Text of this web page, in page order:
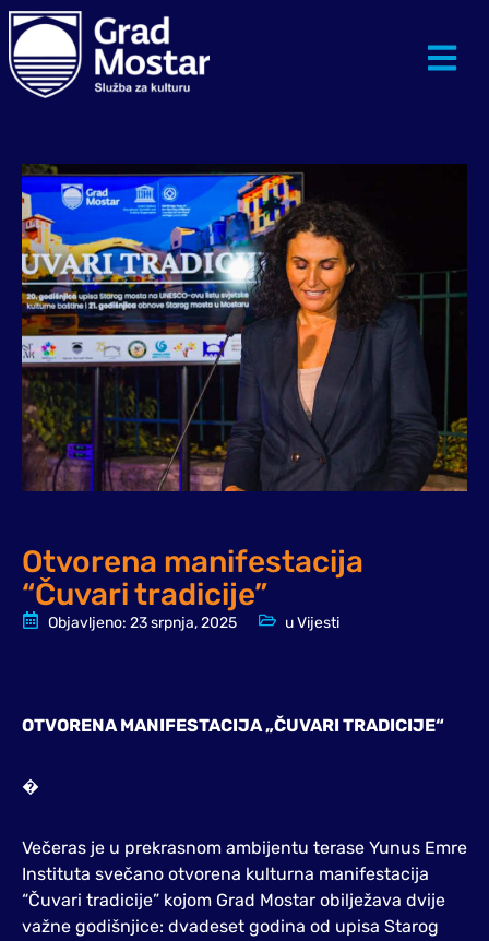
Otvorena manifestacija
“Čuvari tradicije”
Objavljeno: 23 srpnja, 2025 uVijesti
OTVORENA MANIFESTACIJA „ČUVARI TRADICIJE“
�
Večeras je u prekrasnom ambijentu terase Yunus Emre
Instituta svečano otvorena kulturna manifestacija
“Čuvari tradicije” kojom Grad Mostar obilježava dvije
važne godišnjice: dvadeset godina od upisa Starog